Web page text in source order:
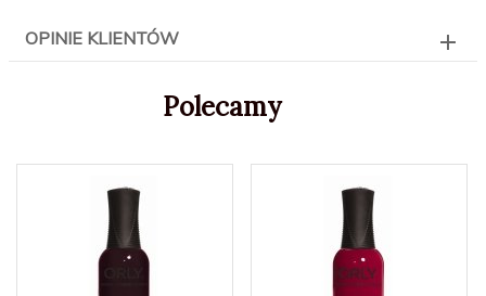
OPINIE KLIENTÓW
Polecamy